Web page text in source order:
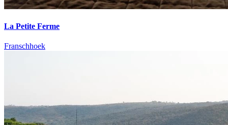
La Petite Ferme
Franschhoek